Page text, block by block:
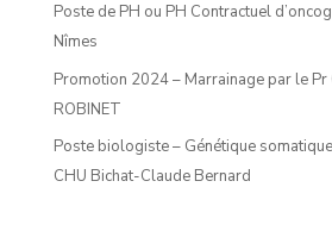
Poste de PH ou PH Contractuel
Nîmes
Promotion 2024 – Marrainage par le
ROBINET
Poste biologiste – Génétique
CHU Bichat-Claude Bernard